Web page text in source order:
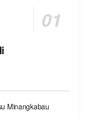
Minangkabau